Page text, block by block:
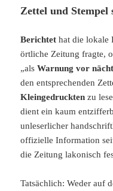
Zettel und
Berichtethat die lokale
örtliche Zeitung fragte,
„alsWarnung vor
den entsprechenden
Kleingedruckten zu
dient ein kaum
unleserlicher
offizielle Information
die Zeitung lakonisch
Tatsächlich: Weder auf